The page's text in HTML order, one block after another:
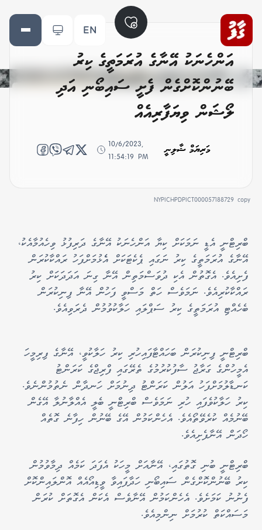
EN
އަންހެނަކު އޭނާގެ އުރަމަތީގެ ކިރު
ބޭނުންކޮށްގެން ފެށީ ސައިބޯނި އަދި
ލޯޝަން ވިޔަފާރިއެއް
މަރިޔަމް ޝާލިނީ
10/6/2023,
11:54:19 PM
NYPICHPDPICT000057188729 copy
ބްރިޓްނީ އެޑީ ނަމަކަށް ކިޔާ އަންހެނަކު އޭނާގެ ދަރިފުޅު ވިހެއުމާއެކު،
އޭނާގެ އުރަމަތީގެ ކިރު ނަގައި ޕެކެޓަކަށް އެެޅުމަށްފަހު ރައްކާކުރަން
ފެށިއެވެ. އެގޮތުން އެކި ދުވަސްމަތިން އޭނާ ގިނަ އަދަދަކަށް ކިރު
ރައްކާކުރިއެވެ. ނަމަވެސް ހަތް މަސްވީ ފަހުން އޭނާ ފިނިކުރަން
ބެހެއްޓި އުރަމަތީގެ ކިރު ސަޕްލައި ހަލާކުވުމުން ދެރަވިއެވެ.
ބްރިޓްނީ ފިނިކުރަން ބަހައްޓާފައިހުރި ކިރު ހަލާކުވީ، އޭނާގެ ފިރިމީހަ
އެމީހުންގެ ގަރާޖު ސާފުކުރުމުގެ ތެރޭގައި ފްރިޖްގެ ކަރަންޓު
ކަނޑާލުމަށްފަހު އަލުން ކަރަންޓު ދިނުމަށް ހަނދާން ނެތުމުންނެވެ.
ކިރު ހަލާކުވެފައި ހުރި ނަމަވެސް ބްރިޓްނީ ބެލީ އެއްލާނުލާ އޭގެން
ބޭނުމެއް ކުރެވޭތޯއެވެ. އެހެންކަމުން އޭގެ ބޭނުން ހިފާނެ ގޮތެއް
ހޯދަން އޭނާފެށިއެވެ.
ބްރިޓްނީ ބުނި ގޮތުގައި، އޭނާއަށް މީހަކު އެފަދަ ކަމެއް ދިމާވުމުން
ކިރު ބޭނުންކޮށްގެން ސައިބޯނި ހަދާފައިވާ ވީޑިއޯއެއް އޮންލައިންކޮށް
ފެނުނު ކަމަށެވެ. އެހެންކަމުން އޭނާވެސް އެކަން އެގޮތަށް ކުރަން
މަސައްކަތް ކުރުމަށް ނިންމިއެވެ.